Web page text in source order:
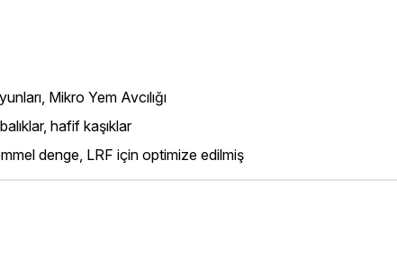
Mikro Yem Avcılığı
hafif kaşıklar
denge, LRF için optimize edilmiş